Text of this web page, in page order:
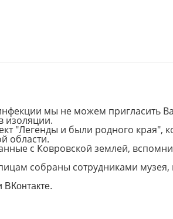
мы не можем пригласить
изоляции.
"Легенды и были родного края",
области.
с Ковровской землей,
собраны сотрудниками
ВКонтакте.